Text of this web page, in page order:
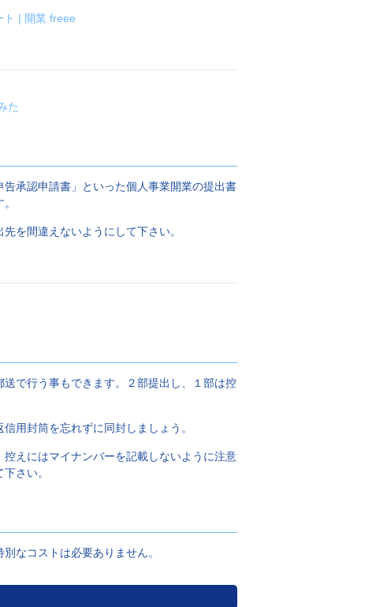
ト | 開業 freee
た
告承認申請書」といった個人事業開業の提出書
を間違えないようにして下さい。
で行う事もできます。２部提出し、１部は控
用封筒を忘れずに同封しましょう。
えにはマイナンバーを記載しないように注意
さい。
なコストは必要ありません。